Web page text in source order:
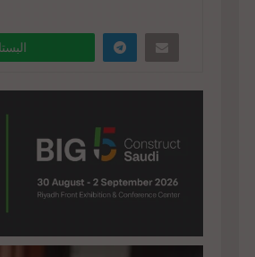
" href="#">